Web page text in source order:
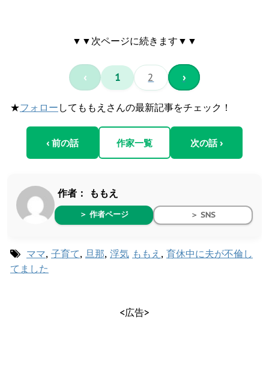
▼▼次ページに続きます▼▼
‹ 1 2 ›
★フォロー してももえさんの最新記事をチェック！
‹ 前の話 作家一覧 次の話 ›
作者： ももえ
＞ 作者ページ ＞ SNS
ママ, 子育て, 旦那, 浮気 ももえ , 育休中に夫が不倫し
てました
<広告>